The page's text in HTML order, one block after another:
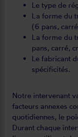
Le type de
La forme du
(6 pans,
La forme du
pans, carré,
Le fabricant
spécificités.
Notre intervenant
facteurs annexes
quotidiennes, le
Durant chaque